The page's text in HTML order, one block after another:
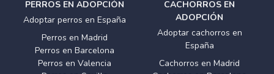
PERROS EN ADOPCIÓN
Adoptar perros en España
Perros en Madrid
Perros en Barcelona
Perros en Valencia
CACHORROS EN
ADOPCIÓN
Adoptar cachorros en
España
Cachorros en Madrid